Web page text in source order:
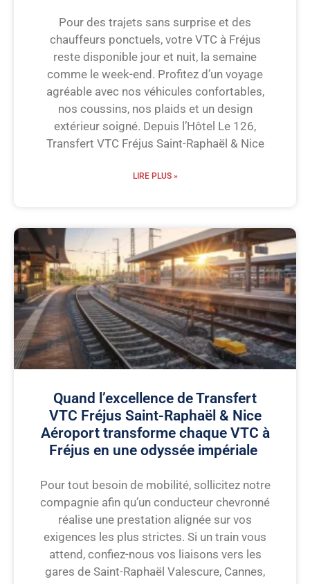
Pour des trajets sans surprise et des
chauffeurs ponctuels, votre VTC à Fréjus
reste disponible jour et nuit, la semaine
comme le week-end. Profitez d’un voyage
agréable avec nos véhicules confortables,
nos coussins, nos plaids et un design
extérieur soigné. Depuis l’Hôtel Le 126,
Transfert VTC Fréjus Saint-Raphaël & Nice
LIRE PLUS »
Quand l’excellence de Transfert
VTC Fréjus Saint-Raphaël & Nice
Aéroport transforme chaque VTC à
Fréjus en une odyssée impériale
Pour tout besoin de mobilité, sollicitez notre
compagnie afin qu’un conducteur chevronné
réalise une prestation alignée sur vos
exigences les plus strictes. Si un train vous
attend, confiez-nous vos liaisons vers les
gares de Saint-Raphaël Valescure, Cannes,